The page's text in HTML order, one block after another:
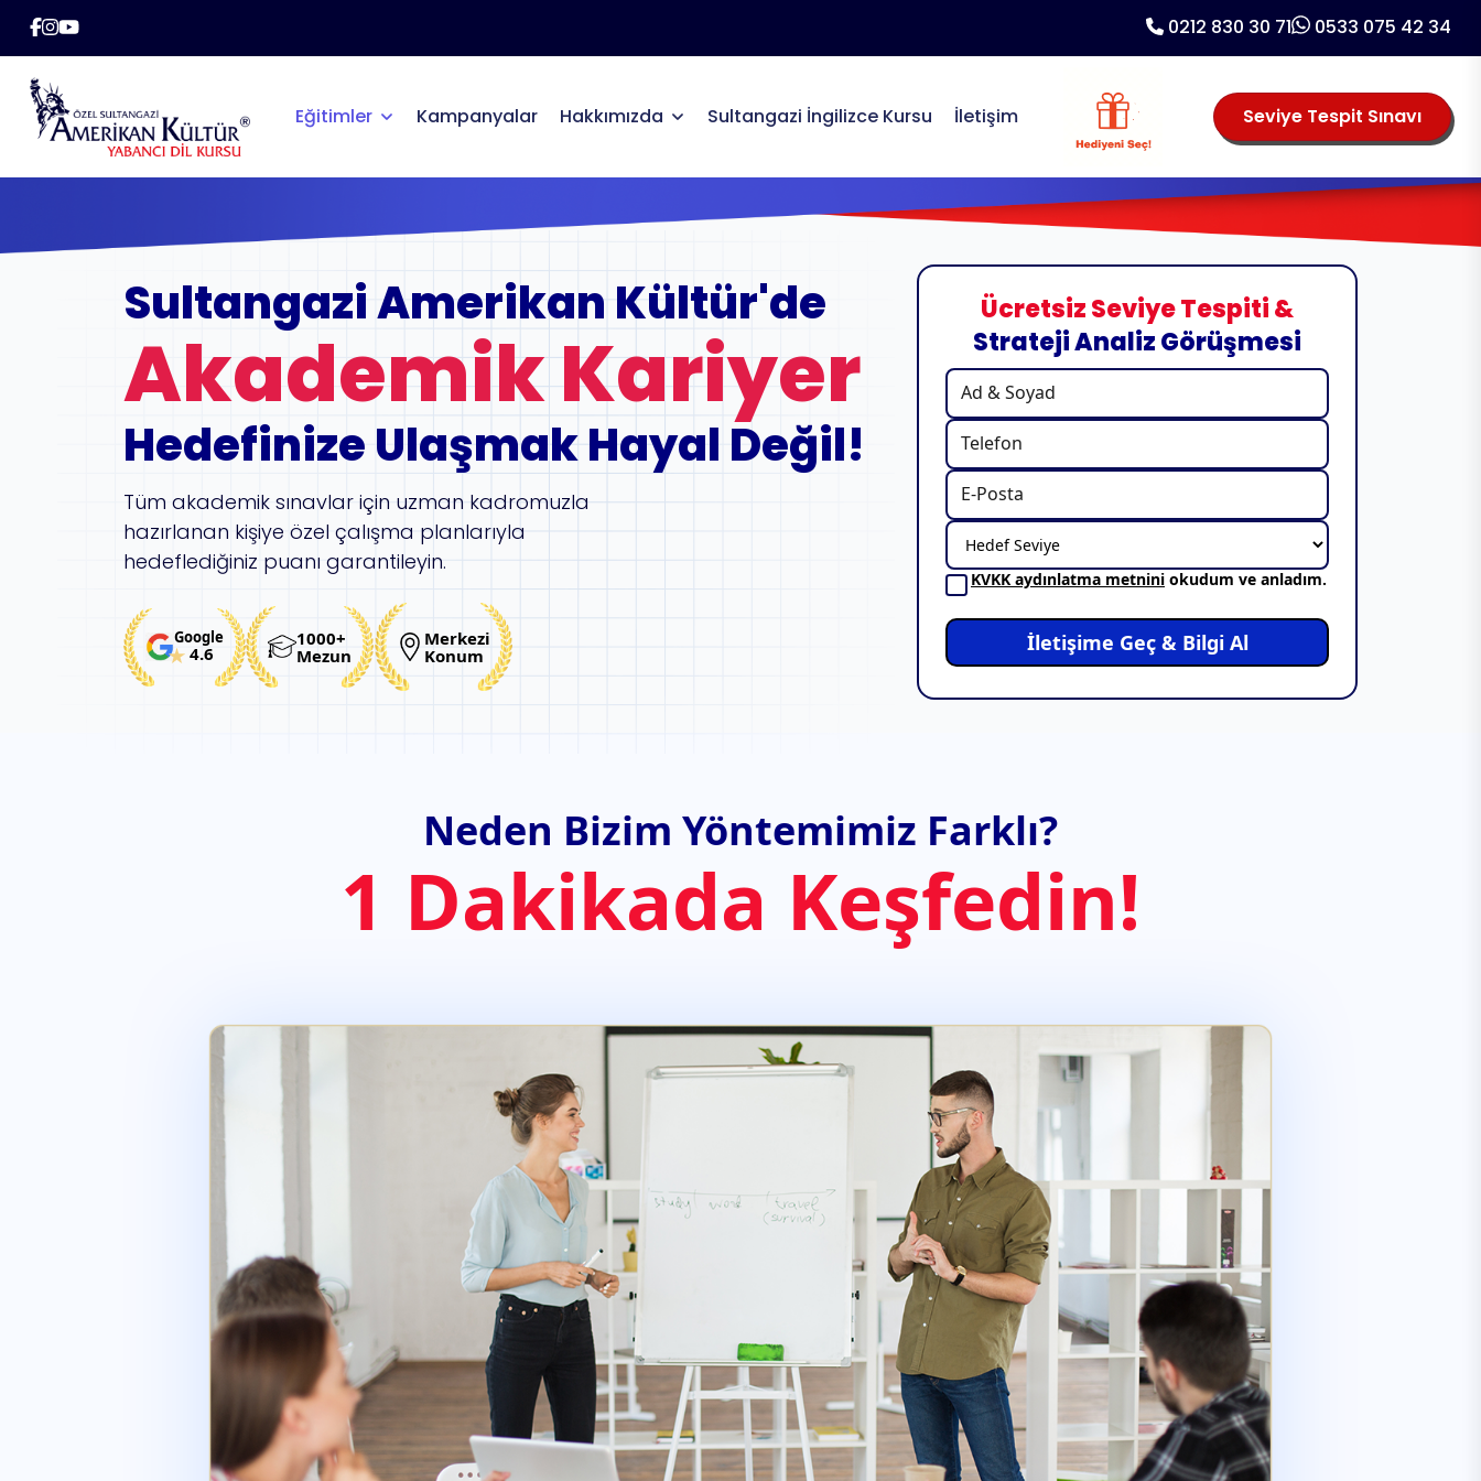
0212 830 30 71 0533 075 42 34
Eğitimler Kampanyalar Hakkımızda Sultangazi İngilizce Kursu İletişim Seviye Tespit Sınavı
Sultangazi Amerikan Kültür'de
Akademik Kariyer
Hedefinize Ulaşmak Hayal Değil!
Tüm akademik sınavlar için uzman kadromuzla
hazırlanan kişiye özel çalışma planlarıyla
hedeflediğiniz puanı garantileyin.
Google
4.6
1000+
Mezun
Merkezi
Konum
Ücretsiz Seviye Tespiti &
Strateji Analiz Görüşmesi
KVKK aydınlatma metnini okudum ve anladım.
İletişime Geç & Bilgi Al
Neden Bizim Yöntemimiz Farklı?
1 Dakikada Keşfedin!